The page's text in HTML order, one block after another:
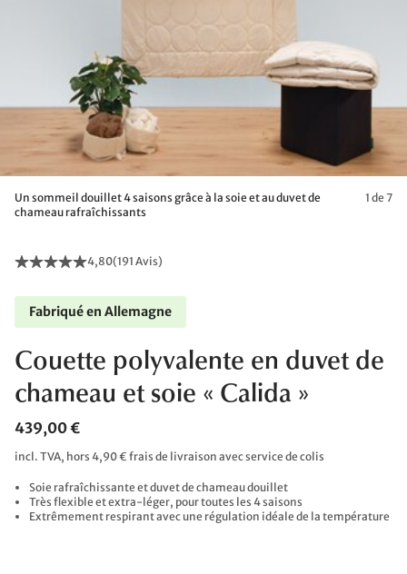
Un sommeil douillet 4 saisons grâce à la soie et au duvet de
chameau rafraîchissants
1 de 7
4,80(191 Avis)
Fabriqué en Allemagne
Couette polyvalente en duvet de
chameau et soie « Calida »
439,00 €
incl. TVA, hors 4,90 € frais de livraison avec service de colis
Soie rafraîchissante et duvet de chameau douillet
Très flexible et extra-léger, pour toutes les 4 saisons
Extrêmement respirant avec une régulation idéale de la température